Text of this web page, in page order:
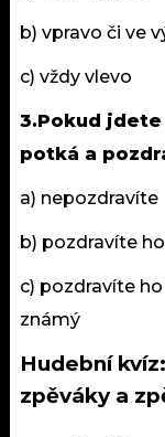
b) vpravo či ve
c) vždy vlevo
3.Pokud jdete
potká a
a) nepozdravíte
b) pozdravíte
c) pozdravíte
známý
Hudební
zpěváky a